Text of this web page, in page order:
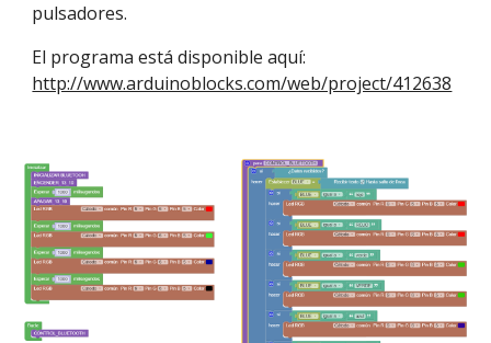
pulsadores.
http://www.arduinoblocks.com/web/project/412638